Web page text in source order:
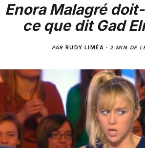
Enora Malagré
ce que dit Gad
PAR RUDY LIMÉA · 2 MIN DE